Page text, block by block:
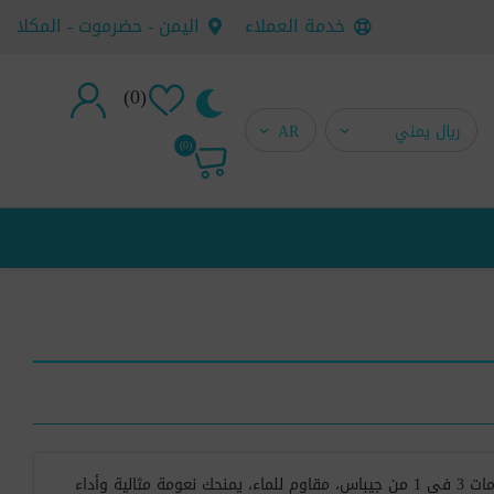
خدمة العملاء اليمن - حضرموت - المكلا
(0)
تسجيل جديد(0)
جهاز حلاقة نسائي متعدد الاستخدامات 3 في 1 من جيباس، مقاوم للماء، يمنحك نعومة مثالية وأداء